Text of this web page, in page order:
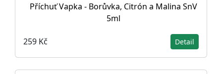
Příchuť Vapka - Borůvka, Citrón a Malina SnV
5ml
259 Kč Detail